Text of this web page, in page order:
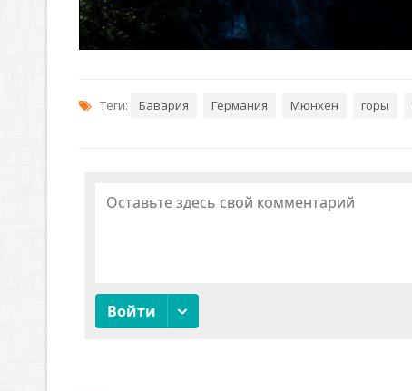
Теги: Бавария Германия Мюнхен горы